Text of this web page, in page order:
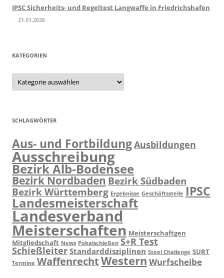
IPSC Sicherheits- und Regeltest Langwaffe in Friedrichshafen
21.01.2026
KATEGORIEN
Kategorien
SCHLAGWÖRTER
Aus- und FortbildungAusbildungen
Ausschreibung
Bezirk Alb-Bodensee
Bezirk NordbadenBezirk Südbaden
Bezirk Württemberg Ergebnisse Geschäftsstelle IPSC
Landesmeisterschaft
Landesverband
Meisterschaften Meisterschaftgen
Mitgliedschaft News Pokalschießen S+R Test
Schießleiter Standarddisziplinen Steel Challenge SURT
Termine WaffenrechtWestern Wurfscheibe